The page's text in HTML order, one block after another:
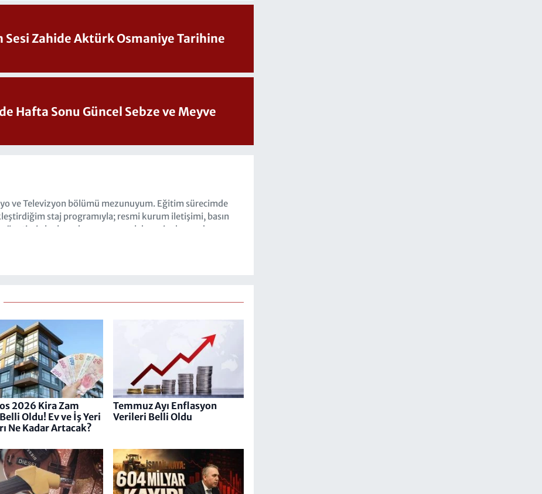
Sesi Zahide Aktürk Osmaniye Tarihine
Güncel Sebze ve Meyve
ve Televizyon bölümü mezunuyum. Eğitim sürecimde
staj programıyla; resmi kurum iletişimi, basın
alanlarında operasyonel deneyim kazandım.
2026 Kira Zam
Oldu! Ev ve İş Yeri
Ne Kadar Artacak?
Temmuz Ayı Enflasyon
Verileri Belli Oldu